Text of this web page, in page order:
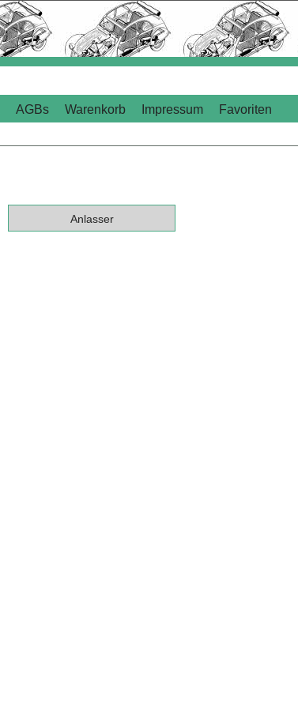
AGBs Warenkorb Impressum
Favoriten
Anlasser